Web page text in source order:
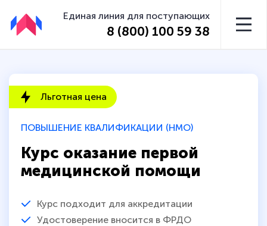
Единая линия для поступающих
8 (800) 100 59 38
ПОВЫШЕНИЕ КВАЛИФИКАЦИИ (НМО)
Курс оказание первой
медицинской помощи
Курс подходит для аккредитации
Удостоверение вносится в ФРДО
Льготная цена